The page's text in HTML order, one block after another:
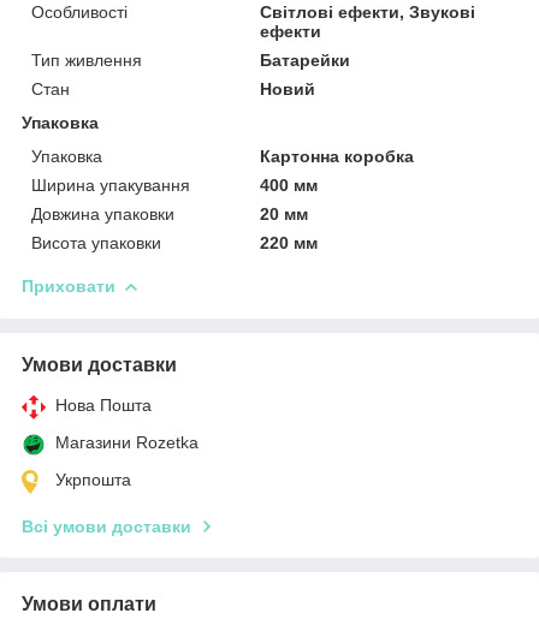
Особливості
Світлові ефекти, Звукові
ефекти
Тип живлення
Батарейки
Стан
Новий
Упаковка
Упаковка
Картонна коробка
Ширина упакування
400 мм
Довжина упаковки
20 мм
Висота упаковки
220 мм
Приховати
Умови доставки
Нова Пошта
Магазини Rozetka
Укрпошта
Всі умови доставки
Умови оплати